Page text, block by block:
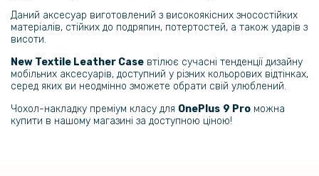
Даний аксесуар виготовлений з високоякісних зносостійких
матеріалів, стійких до подряпин, потертостей, а також ударів з
висоти.
New Textile Leather Case втілює сучасні тенденції дизайну
мобільних аксесуарів, доступний у різних кольорових відтінках,
серед яких ви неодмінно зможете обрати свій улюблений.
Чохол-накладку преміум класу для OnePlus 9 Pro можна
купити в нашому магазині за доступною ціною!